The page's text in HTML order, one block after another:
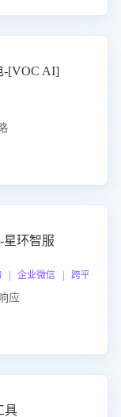
-[VOC AI]
星环智服
企业微信 | 跨平台
应
具